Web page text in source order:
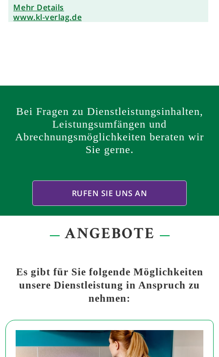
Mehr Details
www.kl-verlag.de
Bei Fragen zu Dienstleistungsinhalten,
Leistungsumfängen und
Abrechnungsmöglichkeiten beraten wir
Sie gerne.
RUFEN SIE UNS AN
ANGEBOTE
Es gibt für Sie folgende Möglichkeiten
unsere Dienstleistung in Anspruch zu
nehmen: